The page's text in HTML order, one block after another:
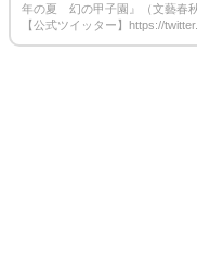
年の夏 幻の甲子園』（文藝春
【公式ツイッター】https://